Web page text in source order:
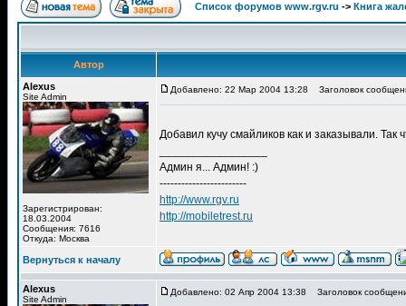
Список форумов www.rgv.ru -> Книга
Автор
Alexus
Site Admin
Зарегистрирован:
18.03.2004
Сообщения: 7616
Откуда: Москва
Добавлено: 22 Мар 2004 13:28 Заголовок
Добавил кучу смайликов как и заказывали. Так
Админ я... Админ! :)
------------------------
http://www.rgv.ru
http://mobiletrest.ru
Вернуться к началу
Alexus
Site Admin
Добавлено: 02 Апр 2004 13:38 Заголовок